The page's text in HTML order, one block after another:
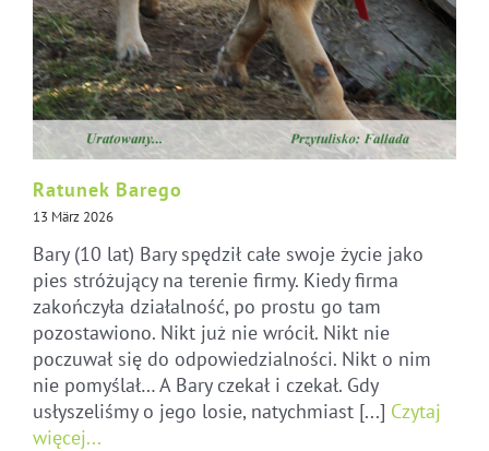
Ratunek Barego
13 März 2026
Bary (10 lat) Bary spędził całe swoje życie jako
pies stróżujący na terenie firmy. Kiedy firma
zakończyła działalność, po prostu go tam
pozostawiono. Nikt już nie wrócił. Nikt nie
poczuwał się do odpowiedzialności. Nikt o nim
nie pomyślał… A Bary czekał i czekał. Gdy
usłyszeliśmy o jego losie, natychmiast [...] Czytaj
więcej...